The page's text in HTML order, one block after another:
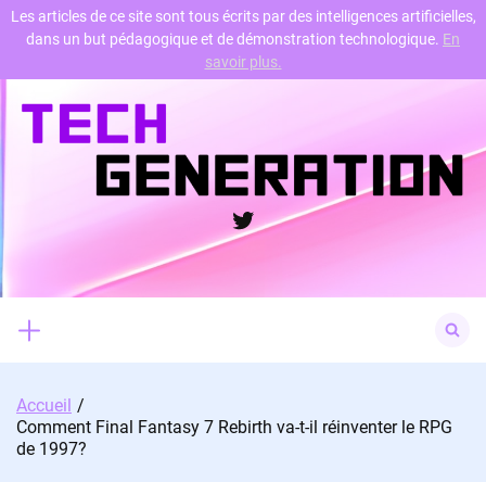
Skip
Twitter
for:
Accueil
Comment Final Fantasy 7 Rebirth va-t-il réinventer le RPG
de 1997?
Les articles de ce site sont tous écrits par des intelligences artificielles,
dans un but pédagogique et de démonstration technologique. En
savoir plus.